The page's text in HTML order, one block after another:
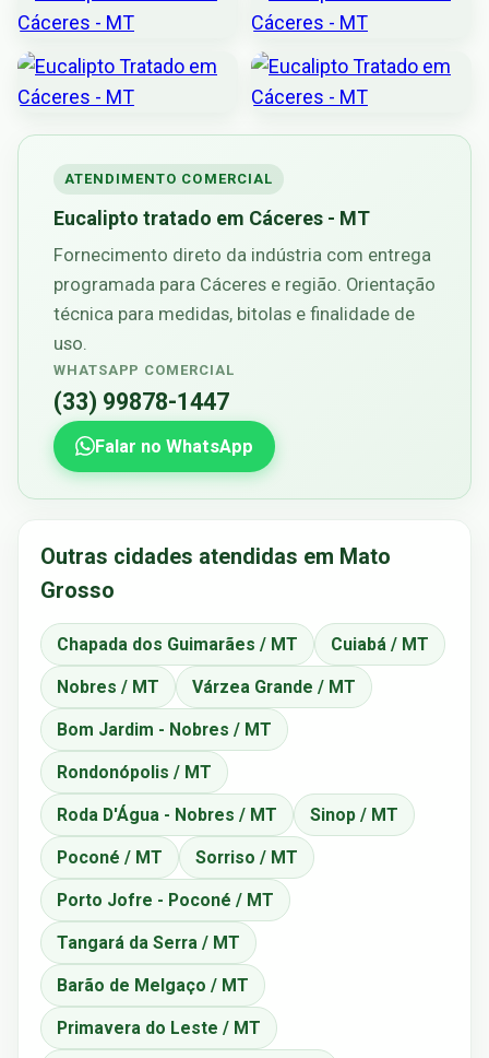
ATENDIMENTO COMERCIAL
Eucalipto tratado em Cáceres - MT
Fornecimento direto da indústria com entrega
programada para Cáceres e região. Orientação
técnica para medidas, bitolas e finalidade de
uso.
WHATSAPP COMERCIAL
(33) 99878-1447
Falar no WhatsApp
Outras cidades atendidas em Mato
Grosso
Chapada dos Guimarães / MT Cuiabá / MT
Nobres / MT Várzea Grande / MT
Bom Jardim - Nobres / MT
Rondonópolis / MT
Roda D'Água - Nobres / MT Sinop / MT
Poconé / MT Sorriso / MT
Porto Jofre - Poconé / MT
Tangará da Serra / MT
Barão de Melgaço / MT
Primavera do Leste / MT